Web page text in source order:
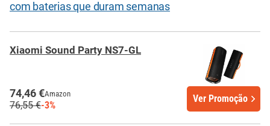
com baterias que duram semanas
Xiaomi Sound Party NS7-GL
74,46 €Amazon
76,55 €-3%
Ver Promoção